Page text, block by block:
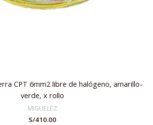
CPT 6mm2 libre de halógeno, amarillo-
verde, x rollo
MIGUELEZ
S/410.00